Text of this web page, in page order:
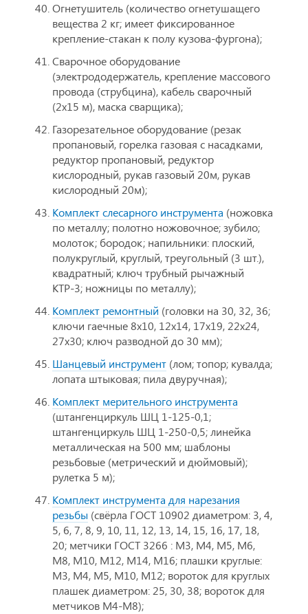
Огнетушитель (количество огнетушащего
вещества 2 кг; имеет фиксированное
крепление-стакан к полу кузова-фургона);
Сварочное оборудование
(электрододержатель, крепление массового
провода (струбцина), кабель сварочный
(2х15 м), маска сварщика);
Газорезательное оборудование (резак
пропановый, горелка газовая с насадками,
редуктор пропановый, редуктор
кислородный, рукав газовый 20м, рукав
кислородный 20м);
Комплект слесарного инструмента (ножовка
по металлу; полотно ножовочное; зубило;
молоток; бородок; напильники: плоский,
полукруглый, круглый, треугольный (3 шт.),
квадратный; ключ трубный рычажный
КТР-3; ножницы по металлу);
Комплект ремонтный (головки на 30, 32, 36;
ключи гаечные 8х10, 12х14, 17х19, 22х24,
27х30; ключ разводной до 30 мм);
Шанцевый инструмент(лом; топор; кувалда;
лопата штыковая; пила двуручная);
Комплект мерительного инструмента
(штангенциркуль ШЦ 1-125-0,1;
штангенциркуль ШЦ 1-250-0,5; линейка
металлическая на 500 мм; шаблоны
резьбовые (метрический и дюймовый);
рулетка 5 м);
Комплект инструмента для нарезания
резьбы (cвёрла ГОСТ 10902 диаметром: 3, 4,
5, 6, 7, 8, 9, 10, 11, 12, 13, 14, 15, 16, 17, 18,
20; метчики ГОСТ 3266 : М3, М4, М5, М6,
М8, М10, М12, М14, М16; плашки круглые:
М3, М4, М5, М10, М12; вороток для круглых
плашек диаметром: 25, 30, 38; вороток для
метчиков М4-М8);